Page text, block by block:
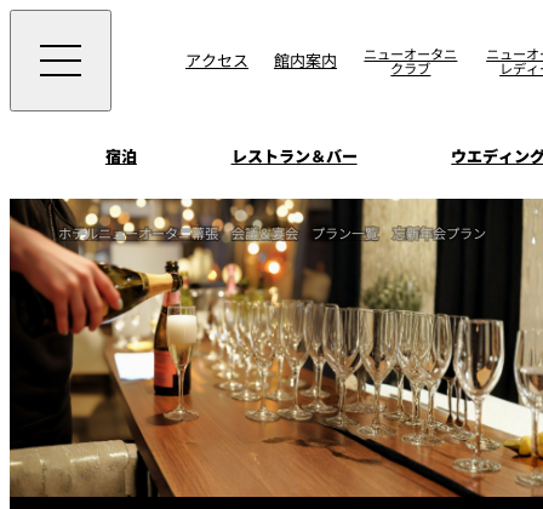
アクセス 館内案内 ニューオータニ
クラブ
ニューオ
レディ
宿泊
宿泊
お知らせ
サービスガイド
周辺施設・観光案
レストラン＆バー
ビュッフェ
オールデイダイニング
SATSUKI
季処（日本料理）
千羽鶴
ウエディン
ウエディング
トップページ
挙式
ウエディングストーリ
よくあるご質問
会議＆宴会
選ばれる理由
記念日・お祝いでのご
用に
ホテルニューオータニ幕張 会議＆宴会 プラン一覧 忘新年会プラン